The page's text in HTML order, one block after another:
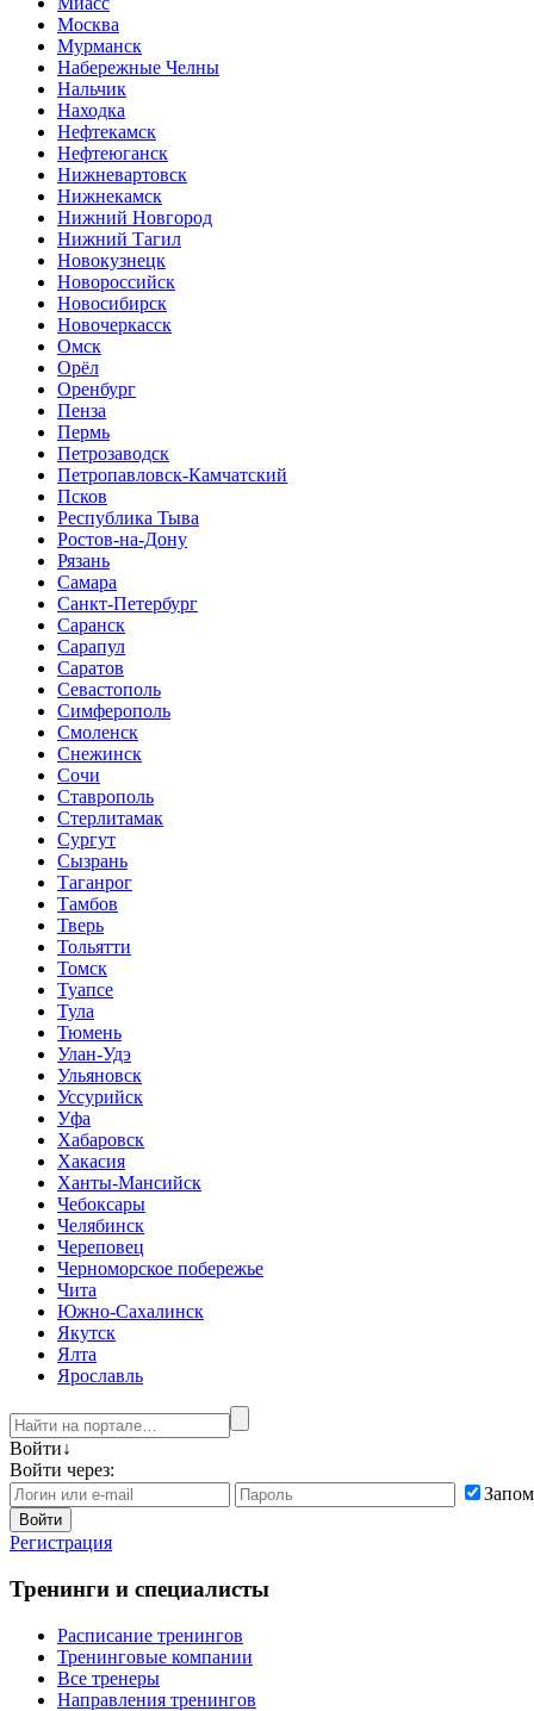
Москва
Мурманск
Набережные Челны
Нальчик
Находка
Нефтекамск
Нефтеюганск
Нижневартовск
Нижнекамск
Нижний Новгород
Нижний Тагил
Новокузнецк
Новороссийск
Новосибирск
Новочеркасск
Омск
Орёл
Оренбург
Пенза
Пермь
Петрозаводск
Петропавловск-Камчатский
Псков
Республика Тыва
Ростов-на-Дону
Рязань
Самара
Санкт-Петербург
Саранск
Сарапул
Саратов
Севастополь
Симферополь
Смоленск
Снежинск
Сочи
Ставрополь
Стерлитамак
Сургут
Сызрань
Таганрог
Тамбов
Тверь
Тольятти
Томск
Туапсе
Тула
Тюмень
Улан-Удэ
Ульяновск
Уссурийск
Уфа
Хабаровск
Хакасия
Ханты-Мансийск
Чебоксары
Челябинск
Череповец
Черноморское побережье
Чита
Южно-Сахалинск
Якутск
Ялта
Ярославль
Войти↓
Войти через:
Войти
Регистрация
Тренинги и специалисты
Расписание тренингов
Тренинговые компании
Все тренеры
Направления тренингов